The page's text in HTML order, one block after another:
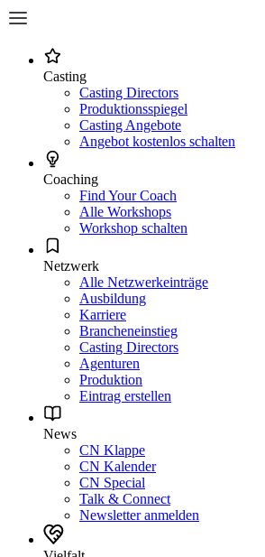
Casting
Casting Directors
Produktionsspiegel
Casting Angebote
Angebot kostenlos schalten
Coaching
Find Your Coach
Alle Workshops
Workshop schalten
Netzwerk
Alle Netzwerkeinträge
Ausbildung
Karriere
Brancheneinstieg
Casting Directors
Agenturen
Produktion
Eintrag erstellen
News
CN Klappe
CN Kalender
CN Special
Talk & Connect
Newsletter anmelden